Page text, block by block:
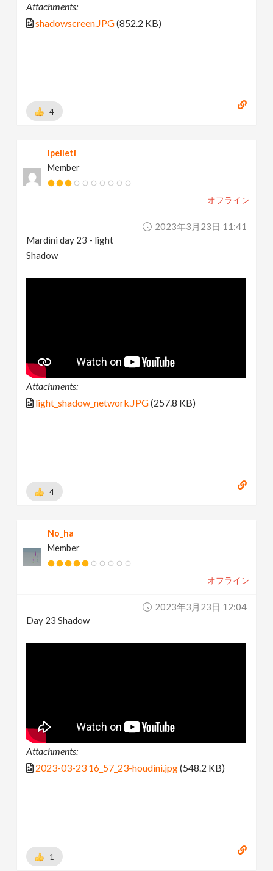
Attachments:
shadowscreen.JPG(852.2 KB)
4
lpelleti
Member
オフライン
2023年3月23日 11:41
Mardini day 23 - light
Shadow
Attachments:
light_shadow_network.JPG(257.8 KB)
4
No_ha
Member
オフライン
2023年3月23日 12:04
Day 23 Shadow
Attachments:
2023-03-23 16_57_23-houdini.jpg(548.2 KB)
1